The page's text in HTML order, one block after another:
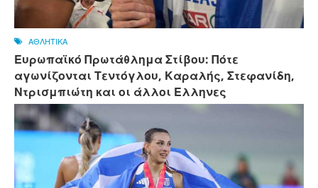
ΑΘΛΗΤΙΚΑ
Ευρωπαϊκό Πρωτάθλημα Στίβου: Πότε
αγωνίζονται Τεντόγλου, Καραλής, Στεφανίδη,
Ντρισμπιώτη και οι άλλοι Ελληνες